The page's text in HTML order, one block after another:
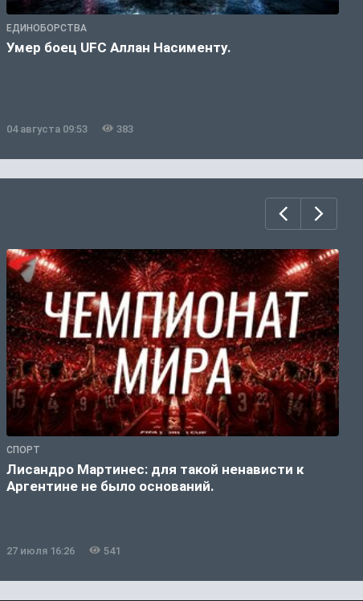
ЕДИНОБОРСТВА
Умер боец UFC Аллан Насименту.
04 августа 09:53 383
СПОРТ
Лисандро Мартинес: для такой ненависти к
Аргентине не было оснований.
27 июля 16:26 541